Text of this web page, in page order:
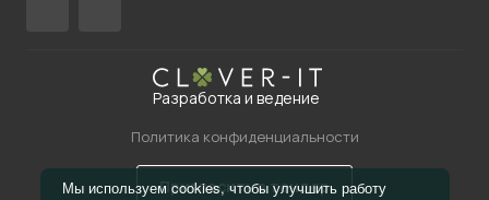
Пригласить в тендер
Политика конфиденциальности
Разработка и ведение
Мы используем cookies, чтобы улучшить работу